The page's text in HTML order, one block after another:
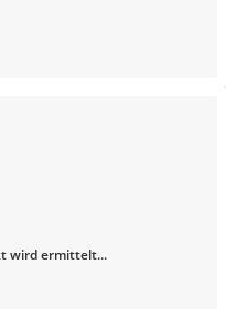
wird ermittelt...